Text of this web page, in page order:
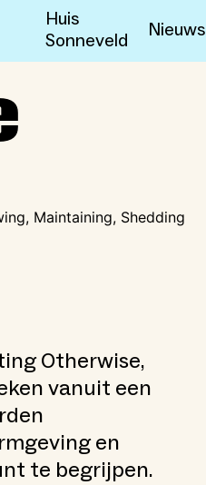
Huis
Sonneveld
Nieuws
Maintaining, Shedding
Otherwise,
vanuit een
en
te begrijpen.